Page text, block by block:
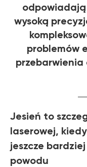
wysoką
problemów
przebarwienia
Jesień to
laserowej,
jeszcze
powodu